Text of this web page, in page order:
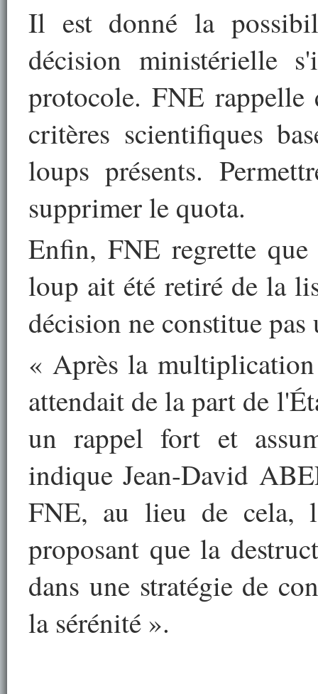
Il est donné la
décision ministérielle
protocole. FNE
critères scientifiques
loups présents.
supprimer le quota.
Enfin, FNE regrette que
loup ait été retiré de la
décision ne constitue
« Après la multiplication
attendait de la part de
un rappel fort et
indique Jean-David
FNE, au lieu de cela,
proposant que la
dans une stratégie de
la sérénité ».